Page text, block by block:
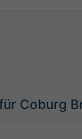
Coburg